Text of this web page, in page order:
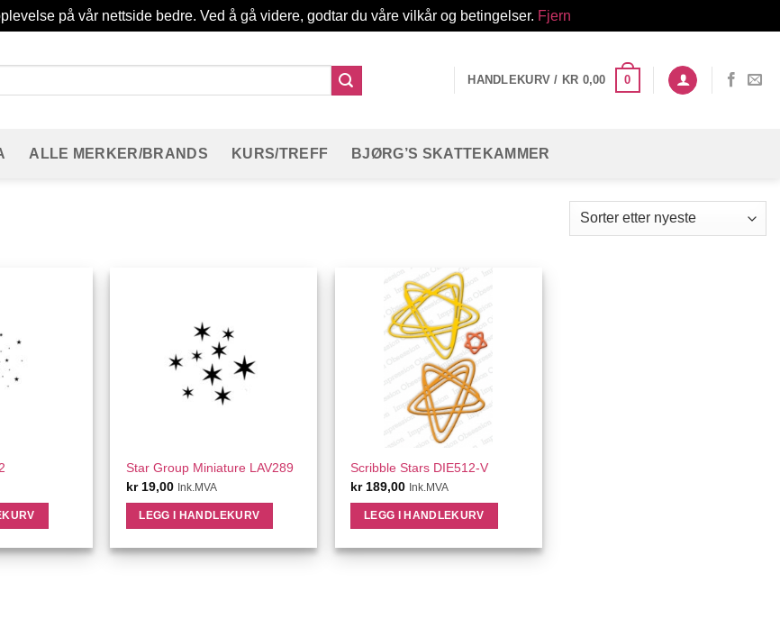
på vår nettside bedre. Ved å gå videre, godtar du våre vilkår og betingelser. Fjern
HANDLEKURV / KR 0,00 0
ALLE MERKER/BRANDS KURS/TREFF BJØRG’S SKATTEKAMMER
QUICK VIEW
Star Group Miniature LAV289
kr19,00 Ink.MVA
LEGG I HANDLEKURV
QUICK VIEW
Scribble Stars DIE512-V
kr189,00 Ink.MVA
LEGG I HANDLEKURV